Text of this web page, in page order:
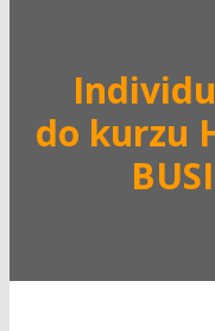
do kurzu